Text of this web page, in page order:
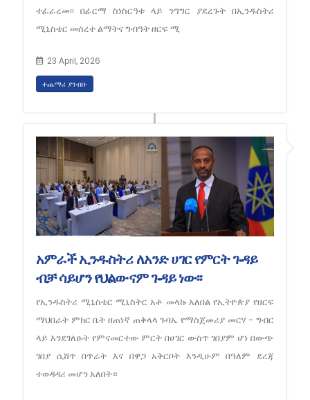
ተፈራረመ፡፡ በፊርማ ስነስርዓቱ ላይ ንግግር ያደረጉት በኢንዱስትሪ
ሚኒስቴር መሰረተ ልማትና ግብዓት ዘርፍ ሚ
23 April, 2026
ተጨማሪ ያንብቡ
አምራች ኢንዱስትሪ ለአንድ ሀገር የምርት ጉዳይ
ብቻ ሳይሆን የህልውናም ጉዳይ ነው፡፡
የኢንዱስትሪ ሚኒስቴር ሚኒስትር አቶ መላኩ አለበል የኢትዮጵያ የዘርፍ
ማህበራት ምክር ቤት ዘጠነኛ ጠቅላላ ጉባኤ የማስጀመሪያ መርሃ - ግብር
ላይ እንደገለፁት የምናመርተው ምርት በሀገር ውስጥ ገበያም ሆነ በውጭ
ገበያ ሲሸጥ በጥራት እና በዋጋ አቅርቦት እንዲሁም በዓለም ደረጃ
ተወዳዳሪ መሆን አለበት።